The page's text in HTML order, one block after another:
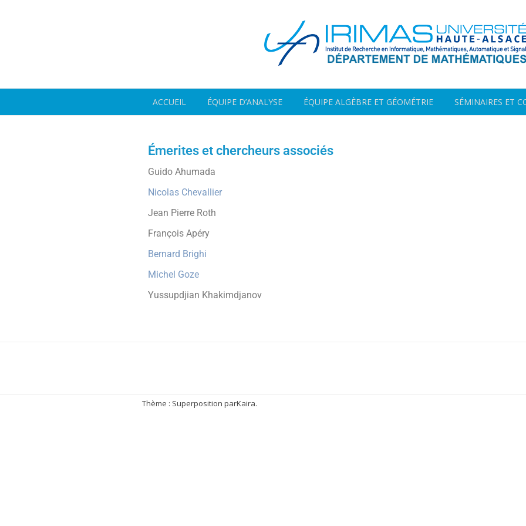
ACCUEIL ÉQUIPE D’ANALYSE ÉQUIPE ALGÈBRE ET GÉOMÉTRIE SÉMINAIRES ET
Émerites et chercheurs associés
Guido Ahumada
Nicolas Chevallier
Jean Pierre Roth
François Apéry
Bernard Brighi
Michel Goze
Yussupdjian Khakimdjanov
Thème : Superposition parKaira.